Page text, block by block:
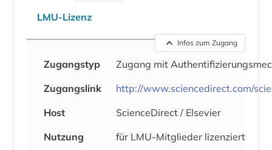
LMU-Lizenz
Infos zum Zugang
Zugangstyp
Zugang mit
Zugangslink
http://www.sciencedirect.com/
Host
ScienceDirect / Elsevier
Nutzung
für LMU-Mitglieder lizenziert